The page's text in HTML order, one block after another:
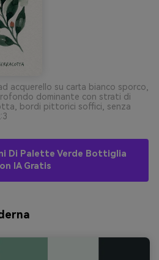
acquerello su carta bianco sporco,
dominante con strati di
bordi pittorici soffici, senza
Di Palette Verde Bottiglia
IA Gratis